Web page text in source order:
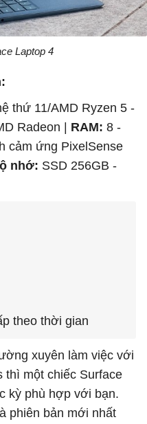
Laptop 4
thứ 11/AMD Ryzen 5 -
Radeon | RAM: 8 -
cảm ứng PixelSense
nhớ: SSD 256GB -
theo thời gian
xuyên làm việc với
thì một chiếc Surface
kỳ phù hợp với bạn.
phiên bản mới nhất